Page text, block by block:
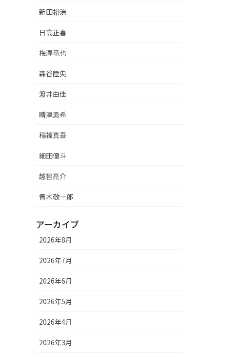
新田裕治
日高正喜
梅澤竜也
森谷陸央
渡井由佳
疇津勇希
稲福真吾
細田優斗
越智亮介
青木敬一郎
アーカイブ
2026年8月
2026年7月
2026年6月
2026年5月
2026年4月
2026年3月